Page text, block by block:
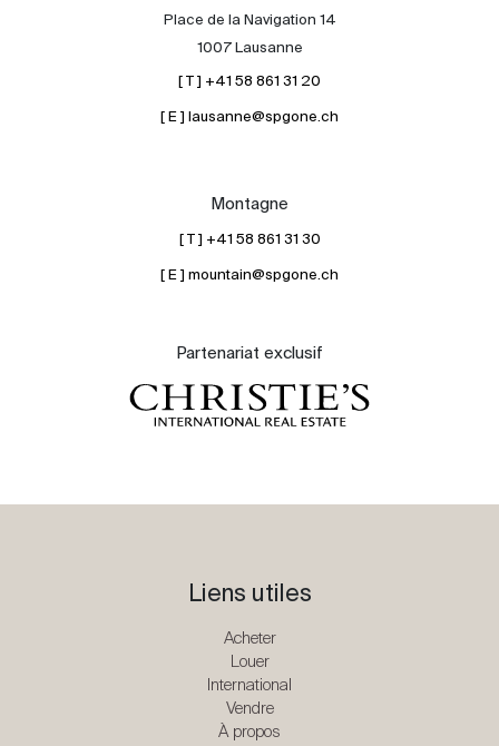
Place de la Navigation 14
1007 Lausanne
[ T ] +41 58 861 31 20
[ E ] lausanne@spgone.ch
Montagne
[ T ] +41 58 861 31 30
[ E ] mountain@spgone.ch
Partenariat exclusif
Liens utiles
Acheter
Louer
International
Vendre
À propos